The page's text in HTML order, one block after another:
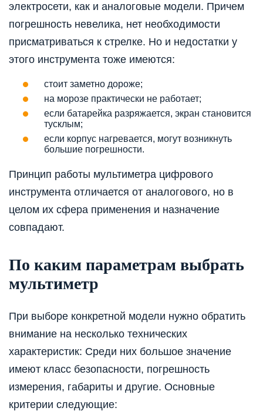
электросети, как и аналоговые модели. Причем
погрешность невелика, нет необходимости
присматриваться к стрелке. Но и недостатки у
этого инструмента тоже имеются:
стоит заметно дороже;
на морозе практически не работает;
если батарейка разряжается, экран становится
тусклым;
если корпус нагревается, могут возникнуть
большие погрешности.
Принцип работы мультиметра цифрового
инструмента отличается от аналогового, но в
целом их сфера применения и назначение
совпадают.
По каким параметрам выбрать
мультиметр
При выборе конкретной модели нужно обратить
внимание на несколько технических
характеристик: Среди них большое значение
имеют класс безопасности, погрешность
измерения, габариты и другие. Основные
критерии следующие: